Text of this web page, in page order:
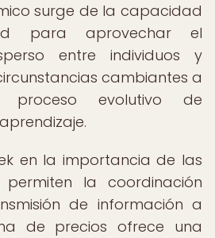
surge de la capacidad
para aprovechar el
entre individuos y
cambiantes a
evolutivo de
en la importancia de las
permiten la coordinación
de información a
de precios ofrece una